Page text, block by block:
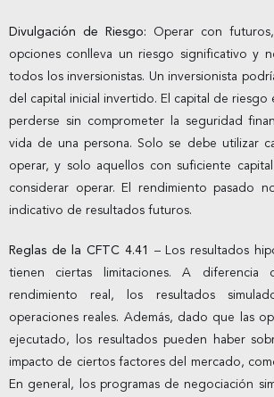
Divulgación de Riesgo: Operar con
opciones conlleva un riesgo significativo y
todos los inversionistas. Un inversionista
del capital inicial invertido. El capital de
perderse sin comprometer la seguridad
vida de una persona. Solo se debe utilizar
operar, y solo aquellos con suficiente
considerar operar. El rendimiento pasado
indicativo de resultados futuros.
Reglas de la CFTC 4.41
– Los resultados
tienen ciertas limitaciones. A
rendimiento real, los resultados
operaciones reales. Además, dado que las
ejecutado, los resultados pueden haber
impacto de ciertos factores del mercado,
En general, los programas de negociación